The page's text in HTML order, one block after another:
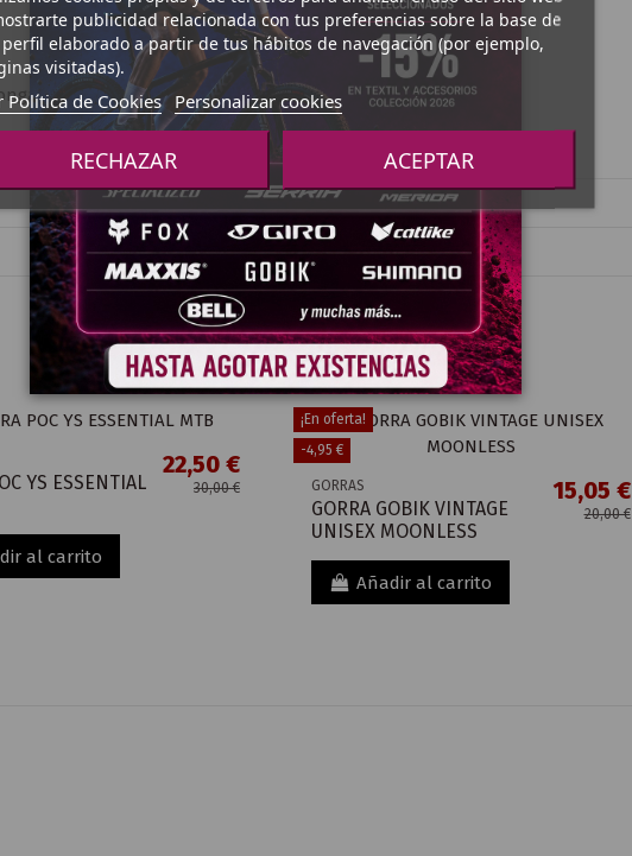
su vida útil.
YS ESSENTIAL
22,50 €
30,00 €
al carrito
¡En oferta!
-4,95 €
GORRAS
GORRA GOBIK VINTAGE
UNISEX MOONLESS
15,05 €
20,00 €
Añadir al carrito
publicidad relacionada con tus preferencias sobre la base de
elaborado a partir de tus hábitos de navegación (por ejemplo,
visitadas).
Política de Cookies Personalizar cookies
RECHAZAR ACEPTAR